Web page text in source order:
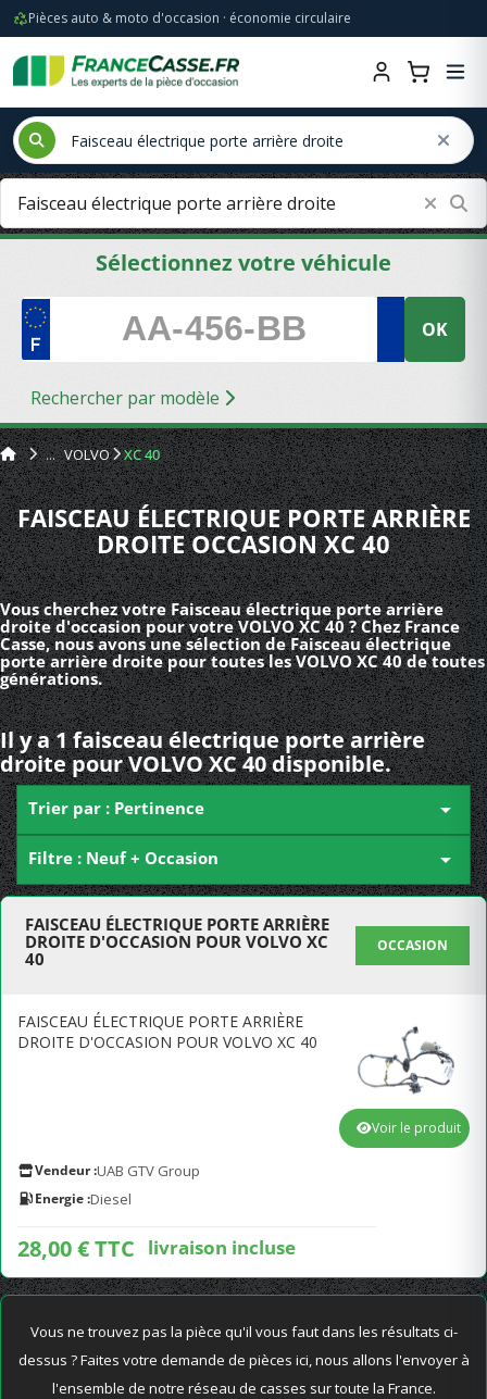
Pièces auto & moto d'occasion · économie circulaire
Sélectionnez votre véhicule
OK
Rechercher par modèle
VOLVO XC 40
FAISCEAU ÉLECTRIQUE PORTE ARRIÈRE
DROITE OCCASION XC 40
Vous cherchez votre Faisceau électrique porte arrière
droite d'occasion pour votre VOLVO XC 40 ? Chez France
Casse, nous avons une sélection de Faisceau électrique
porte arrière droite pour toutes les VOLVO XC 40 de toutes
générations.
Il y a 1 faisceau électrique porte arrière
droite pour VOLVO XC 40 disponible.
Trier par : Pertinence 
Filtre : Neuf + Occasion 
FAISCEAU ÉLECTRIQUE PORTE ARRIÈRE
DROITE D'OCCASION POUR VOLVO XC
40
OCCASION
FAISCEAU ÉLECTRIQUE PORTE ARRIÈRE
DROITE D'OCCASION POUR VOLVO XC 40
Vendeur :UAB GTV Group
Energie :Diesel
28,00 € TTC livraison incluse
Voir le produit
Vous ne trouvez pas la pièce qu'il vous faut dans les résultats ci-
dessus ? Faites votre demande de pièces ici, nous allons l'envoyer à
l'ensemble de notre réseau de casses sur toute la France.